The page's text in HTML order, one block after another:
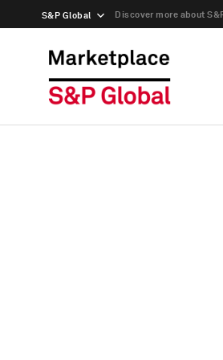
S&P Global Discover more about